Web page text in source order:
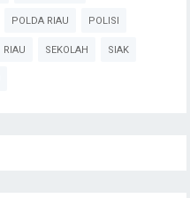
POLDA RIAU POLISI
RIAU SEKOLAH SIAK